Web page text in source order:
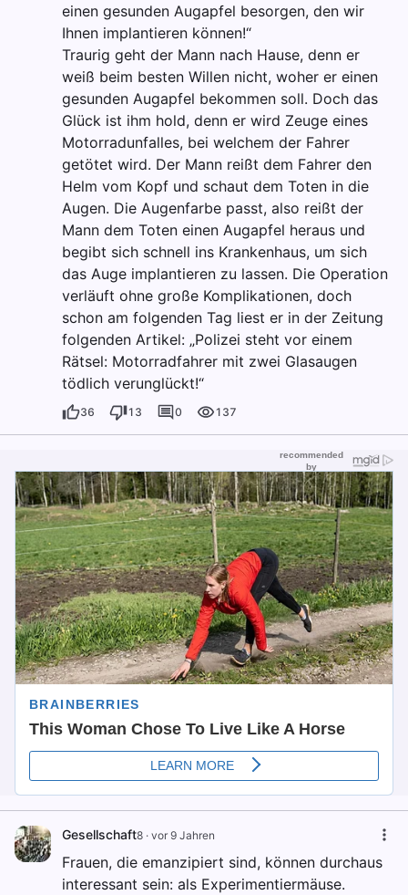
einen gesunden Augapfel besorgen, den wir
Ihnen implantieren können!“
Traurig geht der Mann nach Hause, denn er
weiß beim besten Willen nicht, woher er einen
gesunden Augapfel bekommen soll. Doch das
Glück ist ihm hold, denn er wird Zeuge eines
Motorradunfalles, bei welchem der Fahrer
getötet wird. Der Mann reißt dem Fahrer den
Helm vom Kopf und schaut dem Toten in die
Augen. Die Augenfarbe passt, also reißt der
Mann dem Toten einen Augapfel heraus und
begibt sich schnell ins Krankenhaus, um sich
das Auge implantieren zu lassen. Die Operation
verläuft ohne große Komplikationen, doch
schon am folgenden Tag liest er in der Zeitung
folgenden Artikel: „Polizei steht vor einem
Rätsel: Motorradfahrer mit zwei Glasaugen
tödlich verunglückt!“
36 13 0 137
Gesellschaft8 · vor 9 Jahren
Frauen, die emanzipiert sind, können durchaus
interessant sein: als Experimentiermäuse.